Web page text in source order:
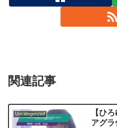
関連記事
Uncategorized
【ひ
アグ